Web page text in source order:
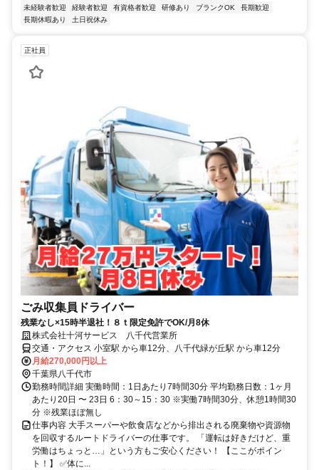
未経験者歓迎
経験者歓迎 有資格者歓迎 研修あり ブランクOK
長期歓迎
長期休暇あり
土日祝休み
正社員
ごみ収集員ドライバー
残業なし×15時半退社！８ｔ限定免許でOK/月8休
株式会社十河サービス 八千代営業所
交通・アクセス 小室駅 から車12分、八千代緑が丘駅 から車12分
月給270,000円以上
千葉県八千代市
勤務時間詳細 実働時間：1日あたり7時間30分 平均勤務日数：1ヶ月
あたり20日 〜 23日 6：30～15：30 ※実働7時間30分、休憩1時間30
分 ※残業ほぼ無し
仕事内容 大手スーパーや飲食店などから排出される廃棄物や資源物
を回収するルートドライバーの仕事です。 「運転は好きだけど、重
労働はちょっと…」という方もご安心ください！ 【ここがポイン
ト！】 ✅体に...